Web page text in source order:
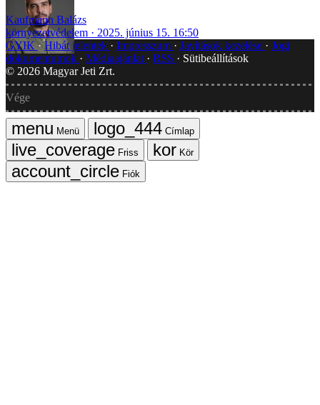
Kaufmann Balázs
környezetvédelem
2025. június 15. 16:50
GYIK
Hibát jelentek Impresszum Javítások kezelése
Jogi
dokumentumok
Médiaajánlat RSS
Sütibeállítások
© 2026 Magyar Jeti Zrt.
Vége
Menü
Címlap
Friss
Kör
Fiók